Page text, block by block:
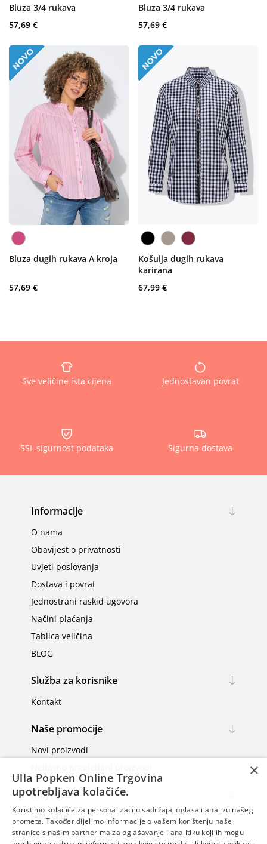
Bluza 3/4 rukava
57,69 €
Bluza 3/4 rukava
57,69 €
Bluza dugih rukava A kroja
57,69 €
Košulja dugih rukava
karirana
67,99 €
Sve veličine ista cijena Jednostavan povrat
SSL sigurnost podataka Sigurna dostava
Informacije
O nama
Obavijest o privatnosti
Uvjeti poslovanja
Dostava i povrat
Jednostrani raskid ugovora
Načini plaćanja
Tablica veličina
BLOG
Služba za korisnike
Kontakt
Naše promocije
Novi proizvodi
Moj račun
Moj račun
Narudžbe
×
Ulla Popken Online Trgovina
upotrebljava kolačiće.
Koristimo kolačiće za personalizaciju sadržaja, oglasa i analizu našeg
prometa. Također dijelimo informacije o vašem korištenju naše
stranice s našim partnerima za oglašavanje i analitiku koji ih mogu